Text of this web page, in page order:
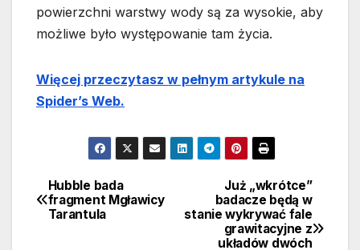
powierzchni warstwy wody są za wysokie, aby
możliwe było występowanie tam życia.
Więcej przeczytasz w pełnym artykule na
Spider’s Web.
Nawigacja
wpisu
Już „wkrótce”
badacze będą w
stanie wykrywać fale
grawitacyjne z
układów dwóch
Hubble bada
fragment Mgławicy
Tarantula